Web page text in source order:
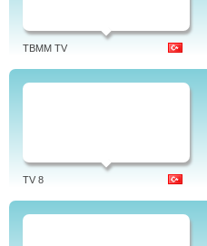
TBMM TV
TV 8